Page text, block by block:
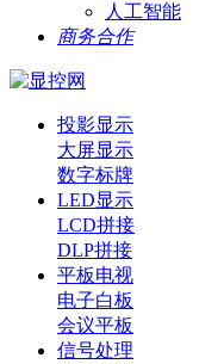
人工智能
商务合作
投影显示
大屏显示
数字标牌
LED显示
LCD拼接
DLP拼接
平板电视
电子白板
会议平板
信号处理